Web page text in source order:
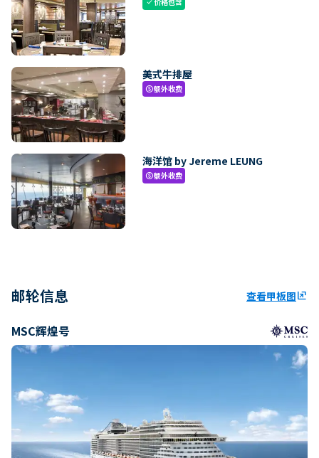
check
美式牛排屋
paid额外收费
海洋馆 by Jereme LEUNG
paid额外收费
邮轮信息 查看甲板图ungroup
MSC辉煌号